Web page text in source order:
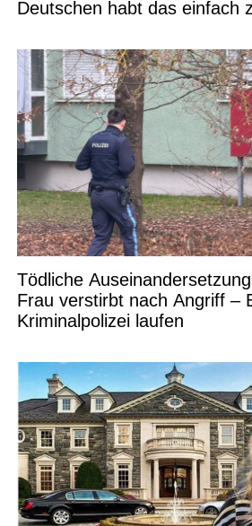
Deutschen habt das einfach
Tödliche
Frau verstirbt nach Angriff –
Kriminalpolizei laufen